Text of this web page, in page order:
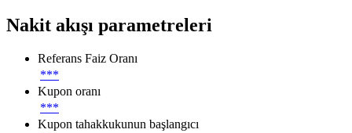
Nakit akışı parametreleri
Referans Faiz Oranı
***
Kupon oranı
***
Kupon tahakkukunun başlangıcı